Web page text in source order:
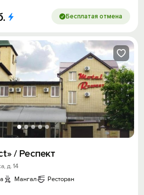
Бесплатая отмена
/ Респект
д. 14
Мангал Ресторан